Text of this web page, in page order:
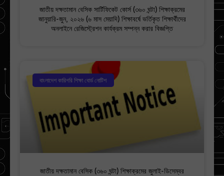
জাতীয় দক্ষতামান বেসিক সার্টিফিকেট কোর্স (৩৬০ ঘন্টা) শিক্ষাক্রমের
জানুয়ারি-জুন, ২০২৬ (৬ মাস মেয়াদি) শিক্ষাবর্ষে ভর্তিকৃত শিক্ষার্থীদের
অনলাইনে রেজিস্ট্রেশন কার্যক্রম সম্পন্ন করার বিজ্ঞপ্তি
বাংলাদেশ কারিগরি শিক্ষা বোর্ড নোটিশ
জাতীয় দক্ষতামান বেসিক (৩৬০ ঘন্টা) শিক্ষাক্রমের জুলাই-ডিসেম্বর